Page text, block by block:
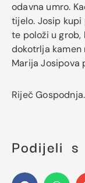
odavna umro.
tijelo. Josip kupi
te položi u grob,
dokotrlja kamen
Marija Josipova
Riječ Gospodnja.
Podijeli s